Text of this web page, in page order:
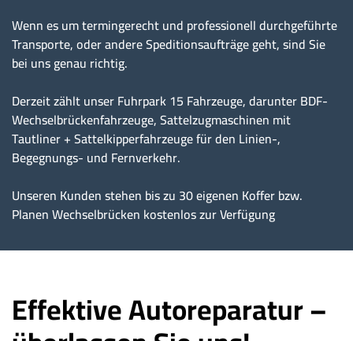
Wenn es um termingerecht und professionell durchgeführte
Transporte, oder andere Speditionsaufträge geht, sind Sie
bei uns genau richtig.
Derzeit zählt unser Fuhrpark 15 Fahrzeuge, darunter BDF-
Wechselbrückenfahrzeuge, Sattelzugmaschinen mit
Tautliner + Sattelkipperfahrzeuge für den Linien-,
Begegnungs- und Fernverkehr.
Unseren Kunden stehen bis zu 30 eigenen Koffer bzw.
Planen Wechselbrücken kostenlos zur Verfügung
Effektive Autoreparatur –